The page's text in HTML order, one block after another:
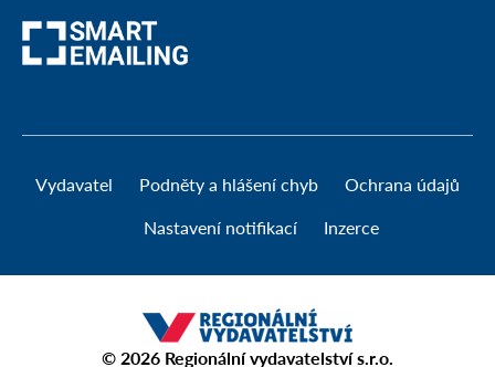
Vydavatel Podněty a hlášení chyb Ochrana údajů
Nastavení notifikací Inzerce
© 2026 Regionální vydavatelství s.r.o.